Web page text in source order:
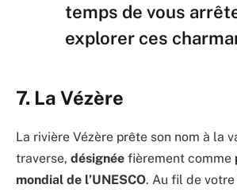
temps de vous
explorer ces
7. La Vézère
La rivière Vézère prête son nom à la
traverse, désignée fièrement comme
mondial de l’UNESCO. Au fil de